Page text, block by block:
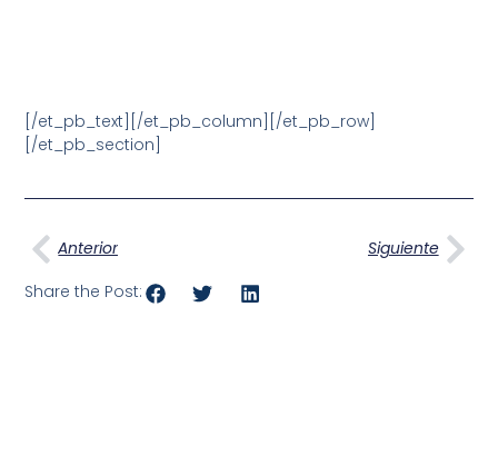
[/et_pb_text][/et_pb_column][/et_pb_row]
[/et_pb_section]
Ant
Anterior Siguiente
Share the Post: